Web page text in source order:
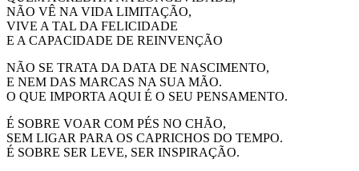
NÃO VÊ NA VIDA LIMITAÇÃO,
VIVE A TAL DA FELICIDADE
E A CAPACIDADE DE REINVENÇÃO
NÃO SE TRATA DA DATA DE NASCIMENTO,
E NEM DAS MARCAS NA SUA MÃO.
O QUE IMPORTA AQUI É O SEU PENSAMENTO.
É SOBRE VOAR COM PÉS NO CHÃO,
SEM LIGAR PARA OS CAPRICHOS DO TEMPO.
É SOBRE SER LEVE, SER INSPIRAÇÃO.